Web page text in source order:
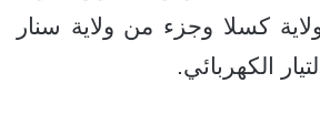
كسلا وجزء من ولاية سنار
الكهربائي.